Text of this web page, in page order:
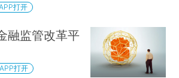
打开
融监管改革平
APP打开